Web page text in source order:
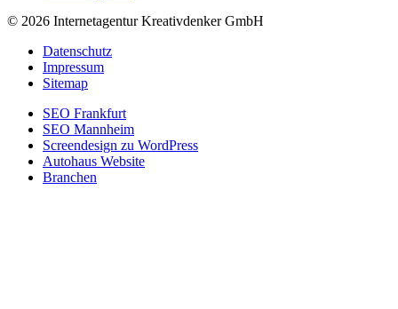
© 2026 Internetagentur Kreativdenker GmbH
Datenschutz
Impressum
Sitemap
SEO Frankfurt
SEO Mannheim
Screendesign zu WordPress
Autohaus Website
Branchen